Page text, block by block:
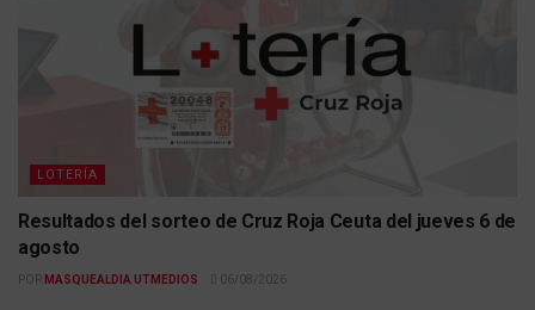
LOTERÍA
Resultados del sorteo de Cruz Roja Ceuta del jueves 6 de
agosto
POR MASQUEALDIA UTMEDIOS 06/08/2026